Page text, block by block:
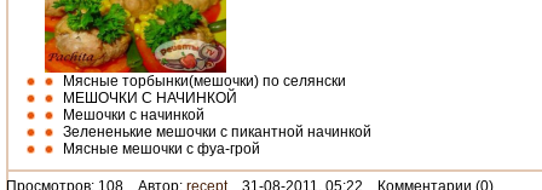
Мясные торбынки(мешочки) по селянски
МЕШОЧКИ С НАЧИНКОЙ
Мешочки с начинкой
Зелененькие мешочки с пикантной начинкой
Мясные мешочки с фуа-грой
Просмотров: 108 Автор: recept31-08-2011, 05:22 Комментарии (0)